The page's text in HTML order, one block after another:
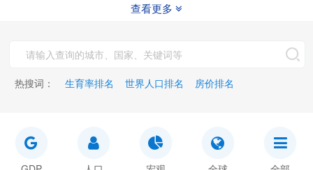
查看更多
热搜词： 生育率排名 世界人口排名 房价排名